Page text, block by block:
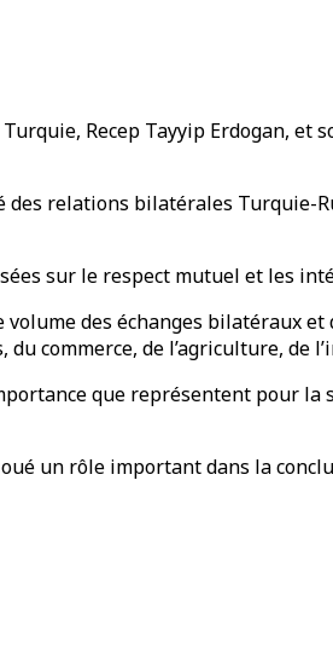
Recep Tayyip Erdogan, et
relations bilatérales
sur le respect mutuel et les
des échanges bilatéraux
commerce, de l’agriculture,
que représentent pour
un rôle important dans la